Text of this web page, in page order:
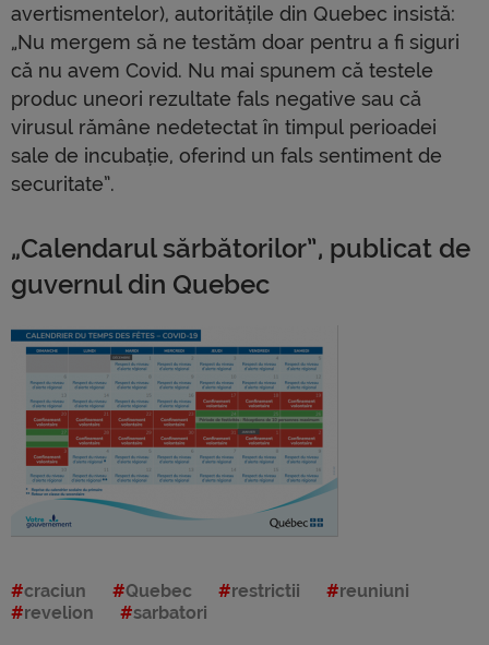
avertismentelor), autoritățile din Quebec insistă:
„Nu mergem să ne testăm doar pentru a fi siguri
că nu avem Covid. Nu mai spunem că testele
produc uneori rezultate fals negative sau că
virusul rămâne nedetectat în timpul perioadei
sale de incubație, oferind un fals sentiment de
securitate”.
„Calendarul sărbătorilor”, publicat de
guvernul din Quebec
craciun Quebec restrictii
reuniuni
revelion
sarbatori